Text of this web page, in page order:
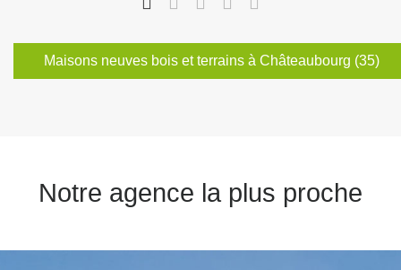
Maisons neuves bois et terrains à Châteaubourg (35)
Notre agence la plus proche